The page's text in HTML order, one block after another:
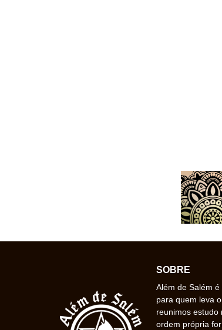
SOBRE
Além de Salém
para quem leva
reunimos estudo
ordem própria